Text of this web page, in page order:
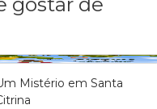
Mistério em Santa